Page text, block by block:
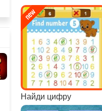
Найди цифру